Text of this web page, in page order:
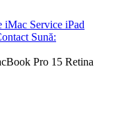
iMac Service iPad
Sună:
Pro 15 Retina